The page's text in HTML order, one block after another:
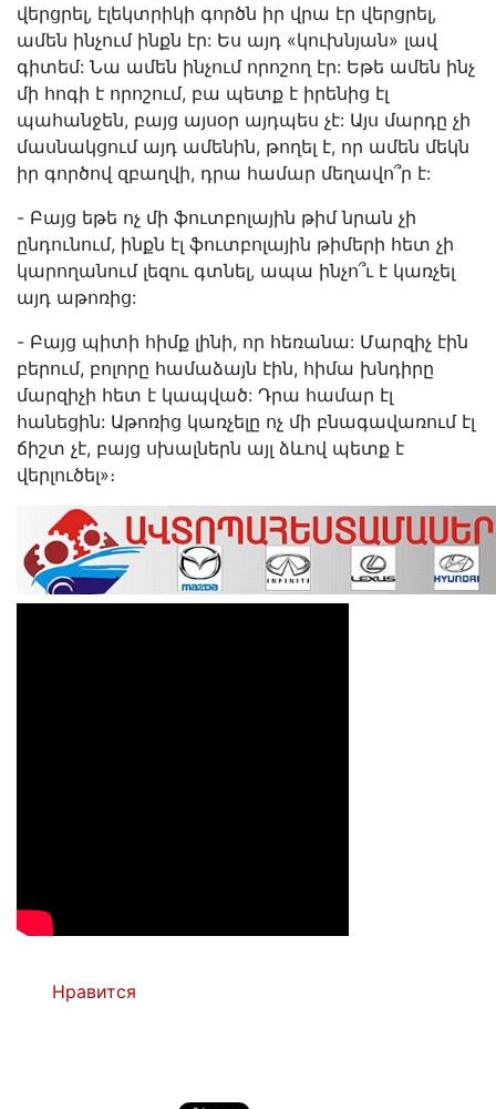
վերցրել, էլեկտրիկի գործն իր վրա էր վերցրել,
ամեն ինչում ինքն էր: Ես այդ «կուխնյան» լավ
գիտեմ: Նա ամեն ինչում որոշող էր: Եթե ամեն ինչ
մի հոգի է որոշում, բա պետք է իրենից էլ
պահանջեն, բայց այսօր այդպես չէ: Այս մարդը չի
մասնակցում այդ ամենին, թողել է, որ ամեն մեկն
իր գործով զբաղվի, դրա համար մեղավո՞ր է:
- Բայց եթե ոչ մի ֆուտբոլային թիմ նրան չի
ընդունում, ինքն էլ ֆուտբոլային թիմերի հետ չի
կարողանում լեզու գտնել, ապա ինչո՞ւ է կառչել
այդ աթոռից:
- Բայց պիտի հիմք լինի, որ հեռանա: Մարզիչ էին
բերում, բոլորը համաձայն էին, հիմա խնդիրը
մարզիչի հետ է կապված: Դրա համար էլ
հանեցին: Աթոռից կառչելը ոչ մի բնագավառում էլ
ճիշտ չէ, բայց սխալներն այլ ձևով պետք է
վերլուծել»։
Нравится